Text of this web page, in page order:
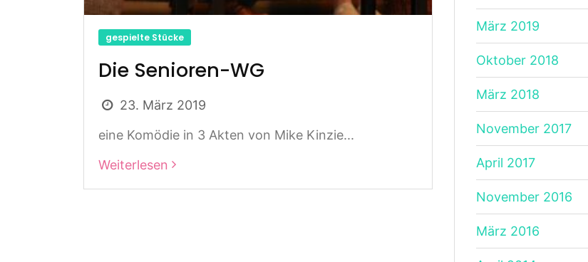
gespielte Stücke
Die Senioren-WG
23. März 2019
eine Komödie in 3 Akten von Mike Kinzie...
Weiterlesen
März 2019
Oktober 2018
März 2018
November 2017
April 2017
November 2016
März 2016